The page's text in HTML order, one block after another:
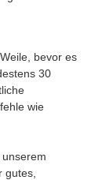
bevor es
30
wie
gutes,